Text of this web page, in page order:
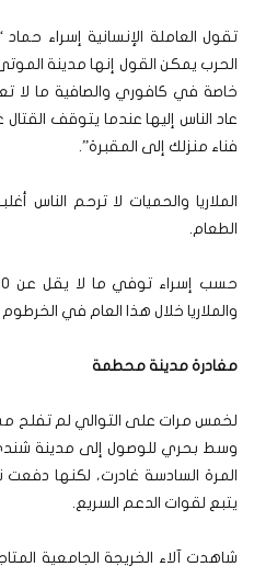
الحرب يمكن القول إنها مدينة
خاصة في كافوري والصافية ما لا
عاد الناس إليها عندما يتوقف
فناء منزلك إلى المقبرة”.
الملاريا والحميات لا ترحم
الطعام.
والملاريا خلال هذا العام في
مغادرة مدينة محطمة
لخمس مرات على التوالي لم تفلح
وسط بحري للوصول إلى مدينة شندي
يتبع لقوات الدعم السريع.
شاهدت آلاء الخريجة الجامعية